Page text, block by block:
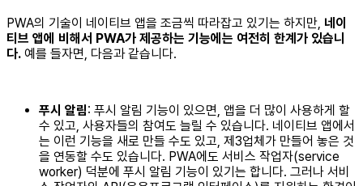
PWA의 기술이 네이티브 앱을 조금씩 따라잡고 있기는 하지만, 네이
티브 앱에 비해서 PWA가 제공하는 기능에는 여전히 한계가 있습니
다. 예를 들자면, 다음과 같습니다.
푸시 알림: 푸시 알림 기능이 있으면, 앱을 더 많이 사용하게 할
수 있고, 사용자들의 참여도 늘릴 수 있습니다. 네이티브 앱에서
는 이런 기능을 새로 만들 수도 있고, 제3업체가 만들어 놓은 것
을 연동할 수도 있습니다. PWA에도 서비스 작업자(service
worker) 덕분에 푸시 알림 기능이 있기는 합니다. 그러나 서비